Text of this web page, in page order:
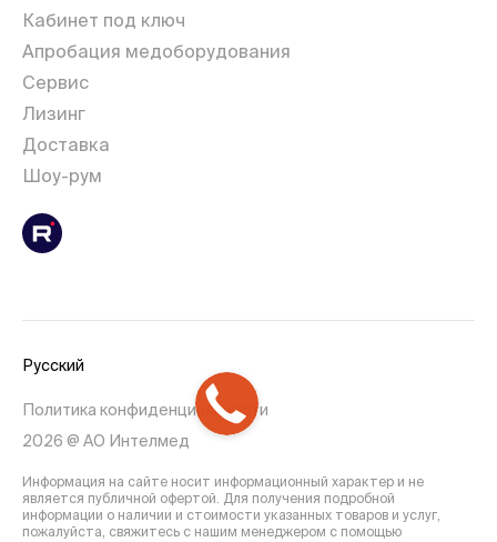
Кабинет под ключ
Апробация медоборудования
Сервис
Лизинг
Доставка
Шоу-рум
Русский
Политика конфиденциальности
2026 @ АО Интелмед
Информация на сайте носит информационный характер и не
является публичной офертой. Для получения подробной
информации о наличии и стоимости указанных товаров и услуг,
пожалуйста, свяжитесь с нашим менеджером с помощью